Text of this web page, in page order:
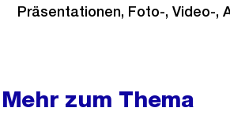
Präsentationen, Foto-, Video-,
Mehr zum Thema